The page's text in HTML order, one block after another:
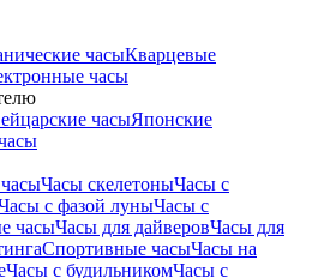
часыКварцевые
часы
часыЯпонские
Часы скелетоныЧасы с
с фазой луныЧасы с
часыЧасы для дайверовЧасы для
Спортивные часыЧасы на
Часы с будильникомЧасы с